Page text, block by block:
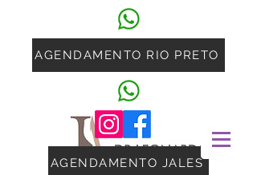
AGENDAMENTO RIO PRETO
AGENDAMENTO JALES